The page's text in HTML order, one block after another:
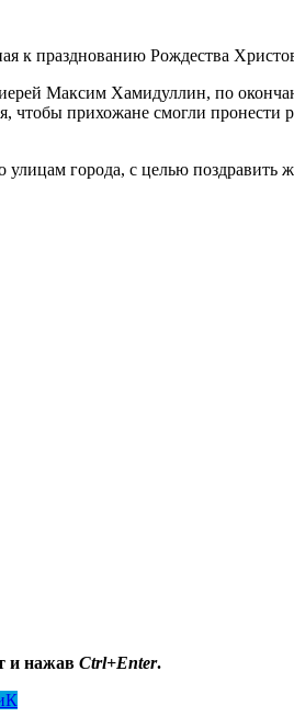
к празднованию Рождества
Максим Хамидуллин, по
прихожане смогли
города, с целью поздравить
и нажав Ctrl+Enter.